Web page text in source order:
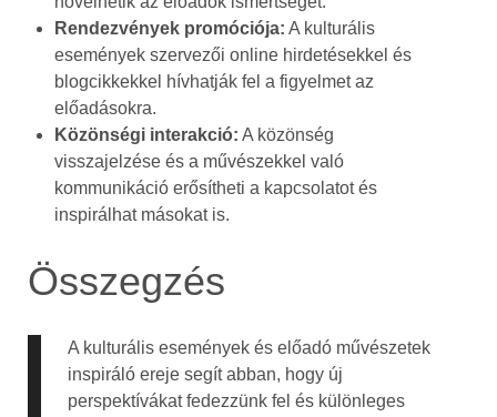
Rendezvények promóciója: A kulturális
események szervezői online hirdetésekkel és
blogcikkekkel hívhatják fel a figyelmet az
előadásokra.
Közönségi interakció: A közönség
visszajelzése és a művészekkel való
kommunikáció erősítheti a kapcsolatot és
inspirálhat másokat is.
Összegzés
A kulturális események és előadó művészetek
inspiráló ereje segít abban, hogy új
perspektívákat fedezzünk fel és különleges